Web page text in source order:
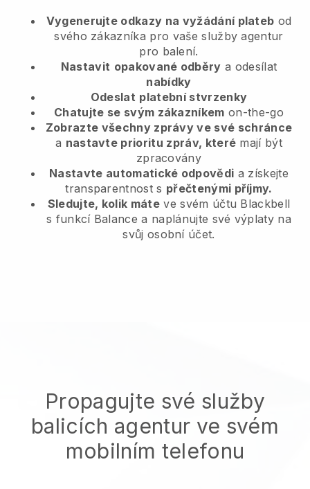
Vygenerujte odkazy na vyžádání plateb od
svého zákazníka pro vaše služby agentur
pro balení.
Nastavit opakované odběry a odesílat
nabídky
Odeslat platební stvrzenky
Chatujte se svým zákazníkem on-the-go
Zobrazte všechny zprávy ve své schránce
a nastavte prioritu zpráv, které mají být
zpracovány
Nastavte automatické odpovědi a získejte
transparentnost s přečtenými příjmy.
Sledujte, kolik máte ve svém účtu Blackbell
s funkcí Balance a naplánujte své výplaty na
svůj osobní účet.
Propagujte své služby
balicích agentur ve svém
mobilním telefonu